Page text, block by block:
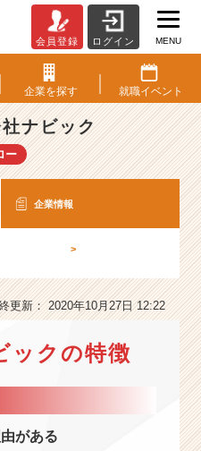
会員登録 ログイン MENU
企業を探す 就職イベント
ナビック
ー
企業情報
>
更新： 2020年10月27日 12:22
ックの特徴
がある